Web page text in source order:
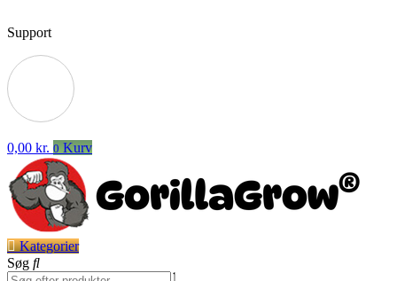
Support
0,00 kr. 0 Kurv
Kategorier
Søg